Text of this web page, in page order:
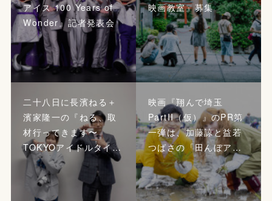
アイス 100 Years of
Wonder』記者発表会
映画教室』募集
二十八日に長濱ねる＋
濱家隆一の『ねる、取
材行ってきます〜
TOKYOアイドルタイ…
映画『翔んで埼玉
PartII（仮）』のPR第
一弾は、加藤諒と益若
つばさの「田んぼア…